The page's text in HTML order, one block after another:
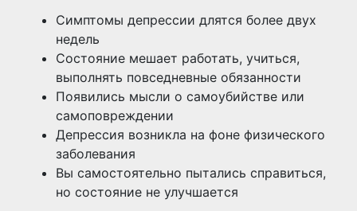
Симптомы депрессии длятся более двух
недель
Состояние мешает работать, учиться,
выполнять повседневные обязанности
Появились мысли о самоубийстве или
самоповреждении
Депрессия возникла на фоне физического
заболевания
Вы самостоятельно пытались справиться,
но состояние не улучшается